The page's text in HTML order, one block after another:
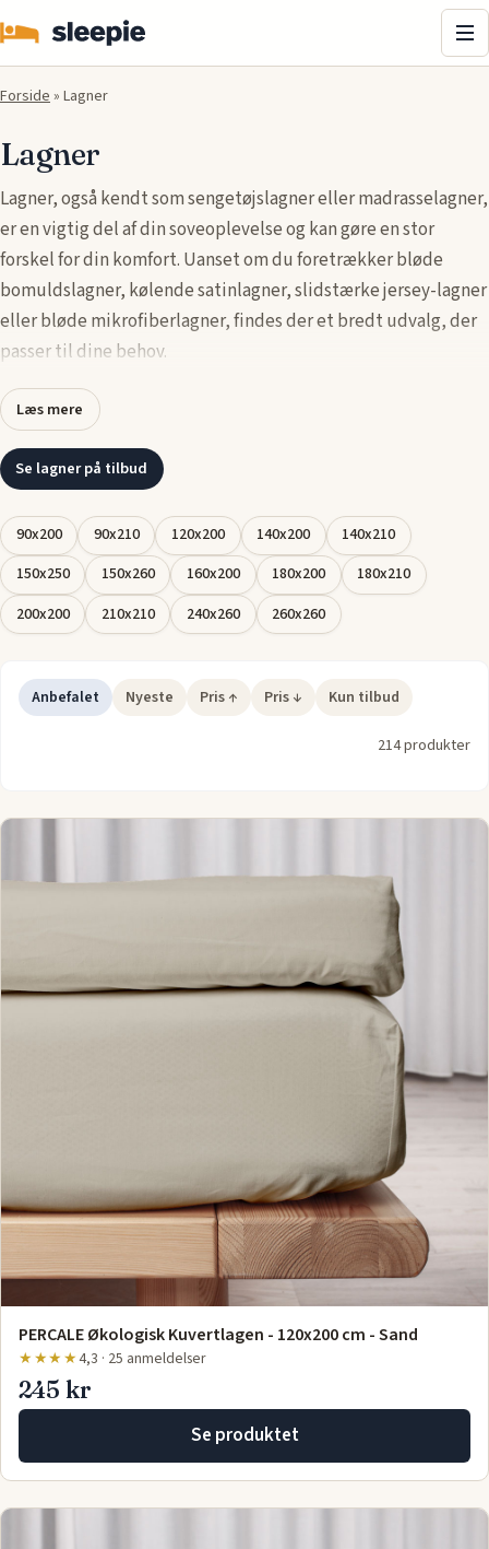
Forside» Lagner
Lagner
Lagner, også kendt som sengetøjslagner eller madrasselagner,
er en vigtig del af din soveoplevelse og kan gøre en stor
forskel for din komfort. Uanset om du foretrækker bløde
bomuldslagner, kølende satinlagner, slidstærke jersey-lagner
eller bløde mikrofiberlagner, findes der et bredt udvalg, der
passer til dine behov.
Lagner fås i mange størrelser, såsom enkeltsengslagner,
dobbeltsengslagner og king size-lagner, og designs, så du kan
finde den perfekte pasform til din madras. Overvej materialer
som åndbare bomuldsfibre, elastisk strik og lette, praktiske
lagner, der gør det nemt at vedligeholde, for at vælge det
lagen, der passer bedst til din seng og din stil.
Læs mere
Se lagner på tilbud
90x200 90x210 120x200 140x200
140x210
150x250
150x260 160x200 180x200
180x210
200x200
210x210 240x260 260x260
Anbefalet Nyeste Pris ↑ Pris ↓ Kun tilbud
214 produkter
PERCALE Økologisk Kuvertlagen - 120x200 cm - Sand
★★★★4,3 · 25 anmeldelser
245 kr
Se produktet